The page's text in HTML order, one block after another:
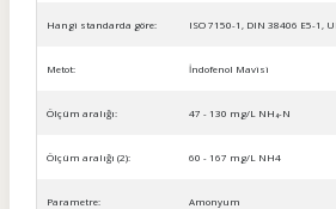
Hangi standarda göre: ISO 7150-1, DIN 38406 E5-1,
Metot: İndofenol Mavisi
Ölçüm aralığı: 47 - 130 mg/L NH₄-N
Ölçüm aralığı (2): 60 - 167 mg/L NH4
Parametre: Amonyum